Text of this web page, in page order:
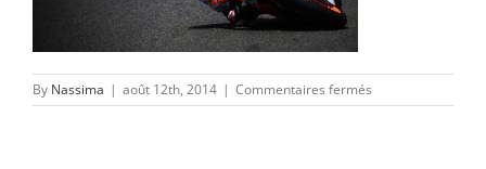
By Nassima | août 12th, 2014 | Commentaires fermés
pedro